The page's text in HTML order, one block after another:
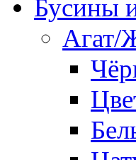
Бусины
Агат/